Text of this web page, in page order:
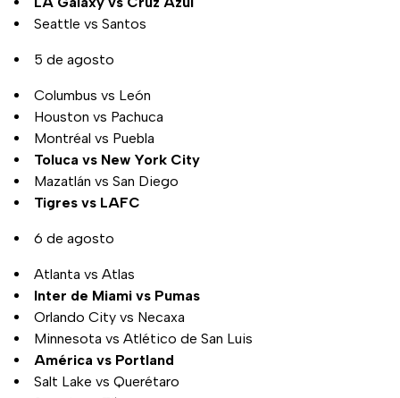
Seattle vs Santos
5 de agosto
Columbus vs León
Houston vs Pachuca
Montréal vs Puebla
Toluca vs New York City
Mazatlán vs San Diego
Tigres vs LAFC
6 de agosto
Atlanta vs Atlas
Inter de Miami vs Pumas
Orlando City vs Necaxa
Minnesota vs Atlético de San Luis
América vs Portland
Salt Lake vs Querétaro